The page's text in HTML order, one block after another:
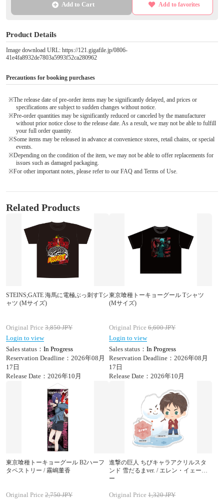
Add to Cart Add to favorites
Product Details
Image download URL: https://121.gigafile.jp/0806-
41e4fa8932de7803a5993f52ca280962
Precautions for booking purchases
※The release date of pre-order items may be significantly delayed, and prices or
specifications are subject to sudden changes without notice.
※Pre-order quantities may be significantly reduced or canceled by the manufacturer
without prior notice close to the release date. As a result, we may not be able to fulfill
your full order quantity.
※Some items may be released in advance at convenience stores, retail chains, or special
events.
※Depending on the condition of the item, we may not be able to offer replacements for
issues such as damaged packaging.
※For other important notes, please refer to our FAQ and Terms of Use.
Related Products
STEINS;GATE 海馬に電極ぶっ刺すTシ
ャツ (Mサイズ)
Original Price 3,850JPY
Login to view
Sales status： In Progress
Reservation Deadline：2026年08月
17日
Release Date：2026年10月
東京喰種トーキョーグール Tシャツ
(Mサイズ)
Original Price 6,600JPY
Login to view
Sales status： In Progress
Reservation Deadline：2026年08月
17日
Release Date：2026年10月
東京喰種トーキョーグール B2ハーフ
タペストリー / 霧嶋董香
Original Price 2,750JPY
進撃の巨人 ちびキャラアクリルスタ
ンド 雪だるまver. / エレン・イェーガ
ー
Original Price 1,320JPY